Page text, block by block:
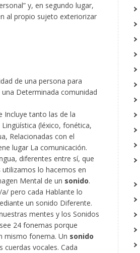
y, en segundo lugar,
al propio sujeto exteriorizar
de una persona para
Determinada comunidad
Incluye tanto las de la
(léxico, fonética,
Relacionadas con el
lugar La comunicación.
diferentes entre sí, que
lo hacemos en
Mental de un sonido.
pero cada Hablante lo
un sonido Diferente.
mentes y los Sonidos
24 fonemas porque
mismo fonema. Un sonido
vocales. Cada